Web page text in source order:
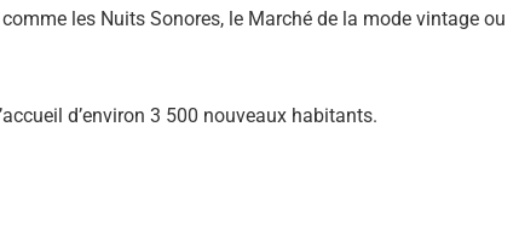
les Nuits Sonores, le Marché de la mode vintage ou
d’environ 3 500 nouveaux habitants.